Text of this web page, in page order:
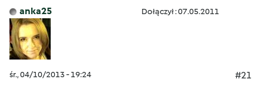
anka25 Dołączył : 07.05.2011
śr., 04/10/2013 - 19:24 #21